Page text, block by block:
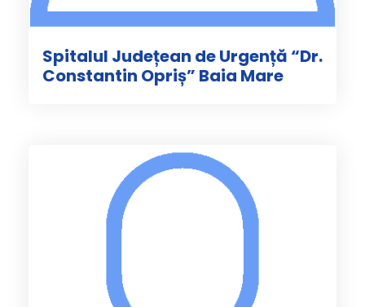
Spitalul Județean de Urgență “Dr.
Constantin Opriș” Baia Mare